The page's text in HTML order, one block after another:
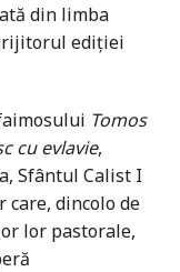
din limba
ediţiei
Tomos
cu evlavie,
Sfântul Calist I
dincolo de
lor pastorale,